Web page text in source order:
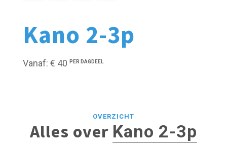
Kano 2-3p
Vanaf: € 40 PER DAGDEEL
OVERZICHT
Alles over Kano 2-3p